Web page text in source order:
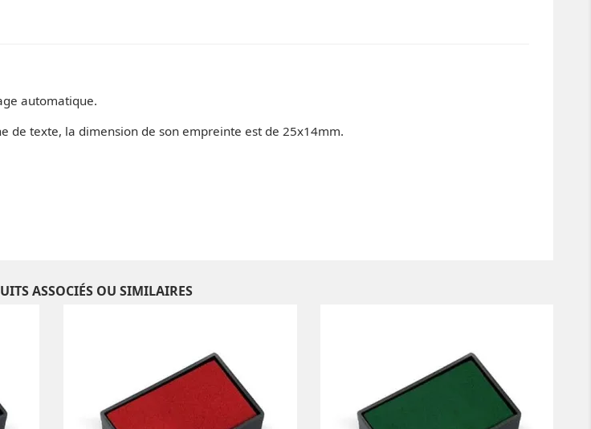
automatique.
de texte, la dimension de son empreinte est de 25x14mm.
ASSOCIÉS OU SIMILAIRES